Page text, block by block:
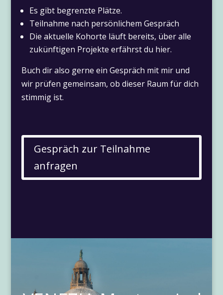
Es gibt begrenzte Plätze.
Teilnahme nach persönlichem Gespräch
Die aktuelle Kohorte läuft bereits, über alle
zukünftigen Projekte erfährst du hier.
Buch dir also gerne ein Gespräch mit mir und
wir prüfen gemeinsam, ob dieser Raum für dich
stimmig ist.
Gespräch zur Teilnahme
anfragen